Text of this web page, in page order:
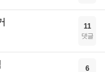
11
댓글
6